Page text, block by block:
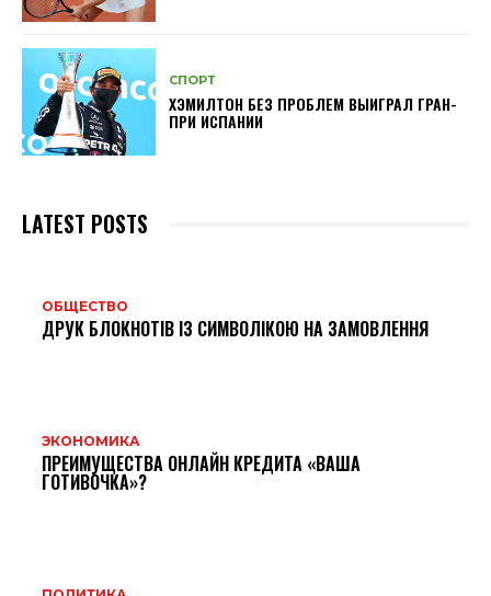
СПОРТ
ХЭМИЛТОН БЕЗ ПРОБЛЕМ ВЫИГРАЛ ГРАН-
ПРИ ИСПАНИИ
LATEST POSTS
ОБЩЕСТВО
ДРУК БЛОКНОТІВ ІЗ СИМВОЛІКОЮ НА ЗАМОВЛЕННЯ
ЭКОНОМИКА
ПРЕИМУЩЕСТВА ОНЛАЙН КРЕДИТА «ВАША
ГОТИВОЧКА»?